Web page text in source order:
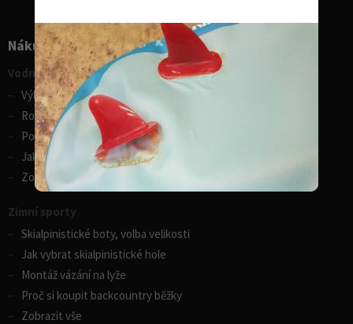
Nákupní rádce
Vodní sporty
Výběr pádla na paddleboard
Rozdíly v paddleboardech
Porovnání kánoí Gumotex
Jak vybrat kajak
Zobrazit vše
Zimní sporty
Skialpinistické boty, volba velikosti
Jak vybrat skialpinistické hole
Montáž vázání na lyže
Proč si koupit backcountry běžky
Zobrazit vše